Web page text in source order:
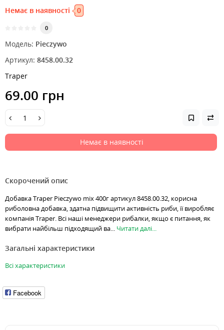
Немає в наявності 0
0
Модель: Pieczywo
Артикул: 8458.00.32
Traper
69.00 грн
Немає в наявності
Скорочений опис
Добавка Traper Pieczywo mix 400г артикул 8458.00.32, корисна
риболовна добавка, здатна підвищити активність риби, її виробляє
компанія Traper. Всі наші менеджери рибалки, якщо є питання, як
вибрати найбільш підходящий ва... Читати далі...
Загальні характеристики
Всі характеристики
Facebook